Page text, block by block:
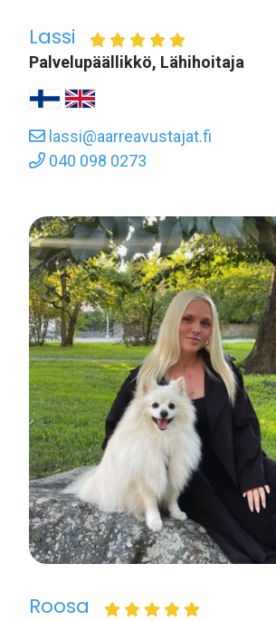
Lassi
Palvelupäällikkö, Lähihoitaja
lassi@aarreavustajat.fi
040 098 0273
Roosa